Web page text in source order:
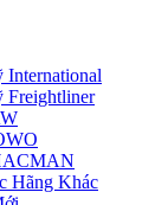
Freightliner
Hãng Khác